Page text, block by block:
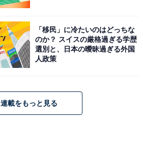
「移民」に冷たいのはどっちな
のか？ スイスの厳格過ぎる学歴
選別と、日本の曖昧過ぎる外国
人政策
連載をもっと見る